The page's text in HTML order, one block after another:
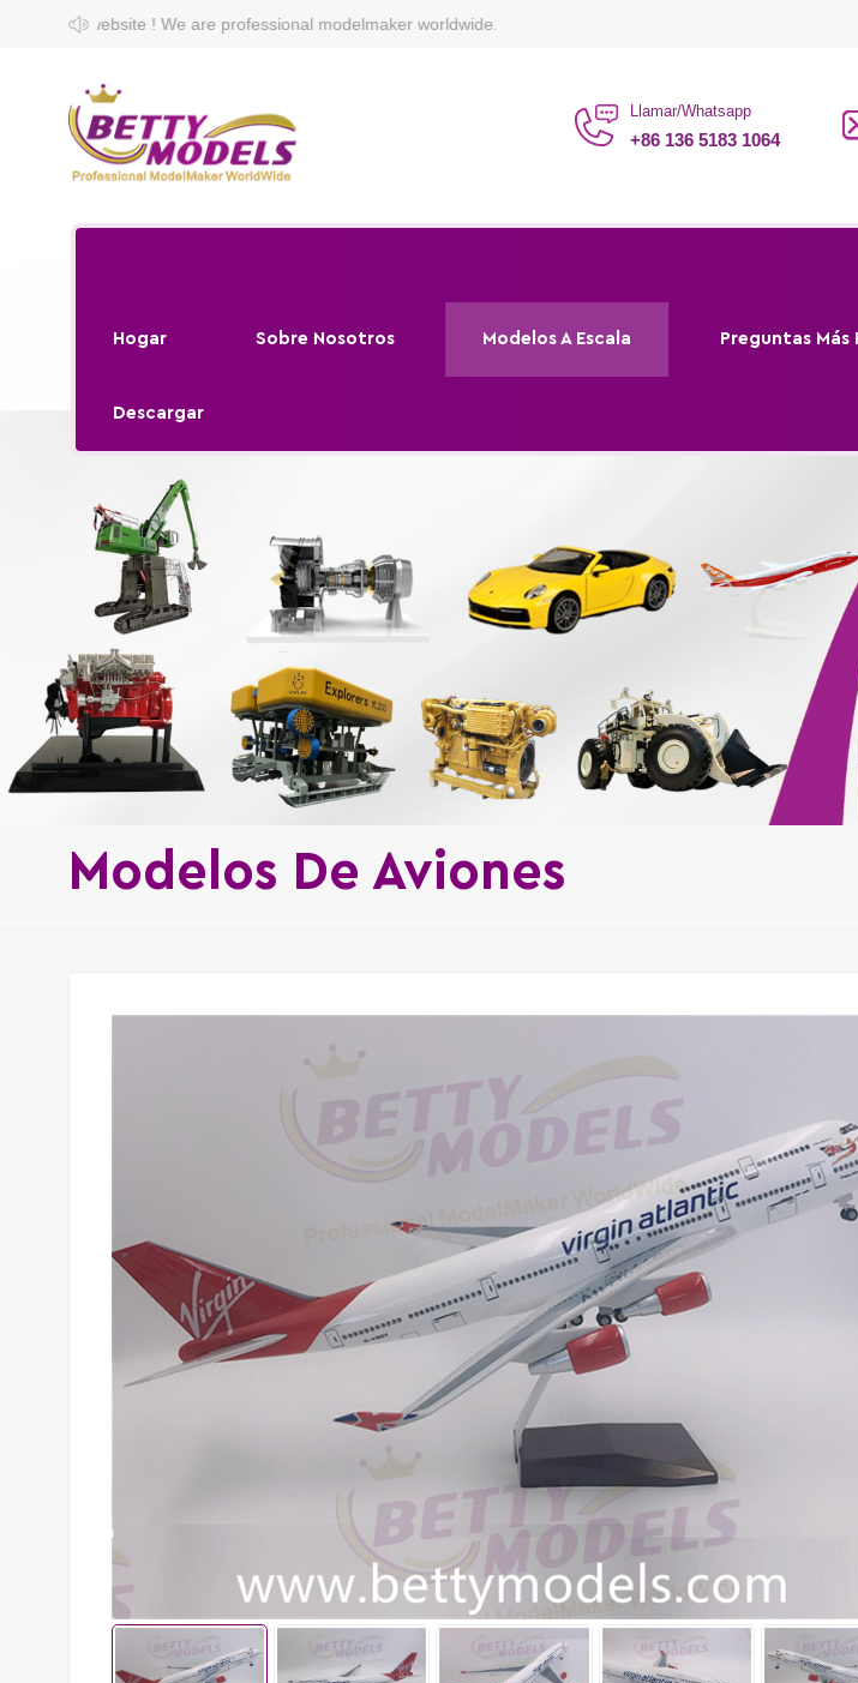
are professional modelmaker worldwide.
Llamar/Whatsapp
+86 136 5183 1064
Hogar Sobre Nosotros Modelos A Escala Preguntas Más
Descargar
Modelos De Aviones